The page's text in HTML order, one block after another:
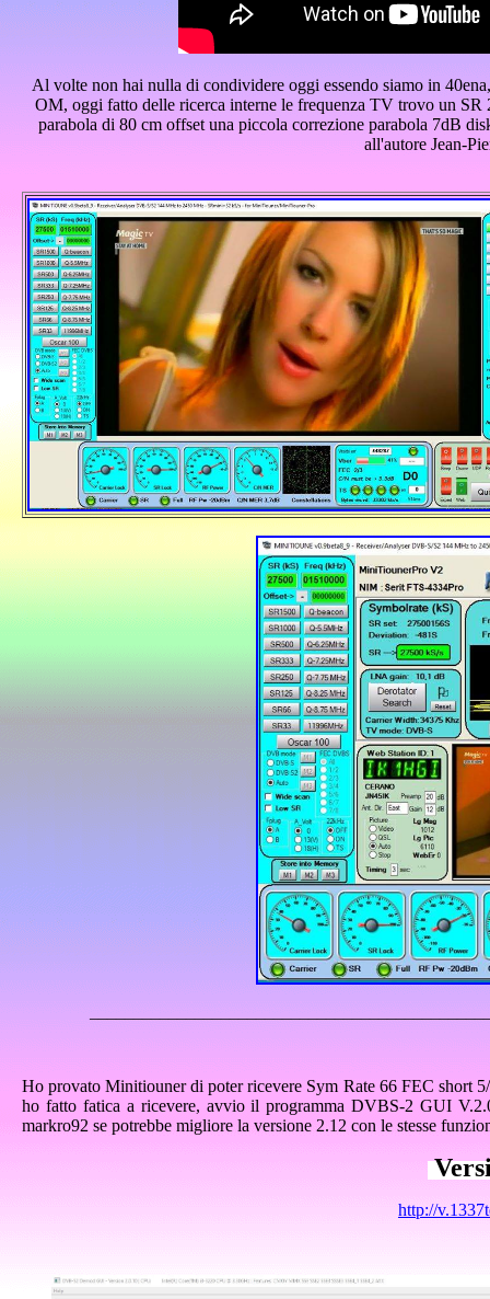
Al volte non hai nulla di condividere oggi essendo siamo in
OM, oggi fatto delle ricerca interne le frequenza TV trovo un
parabola di 80 cm offset una piccola correzione parabola 7dB
all'autore Jean-
Ho provato Minitiouner di poter ricevere Sym Rate 66 FEC short
ho fatto fatica a ricevere, avvio il programma DVBS-2 GUI
markro92 se potrebbe migliore la versione 2.12 con le stesse
http://